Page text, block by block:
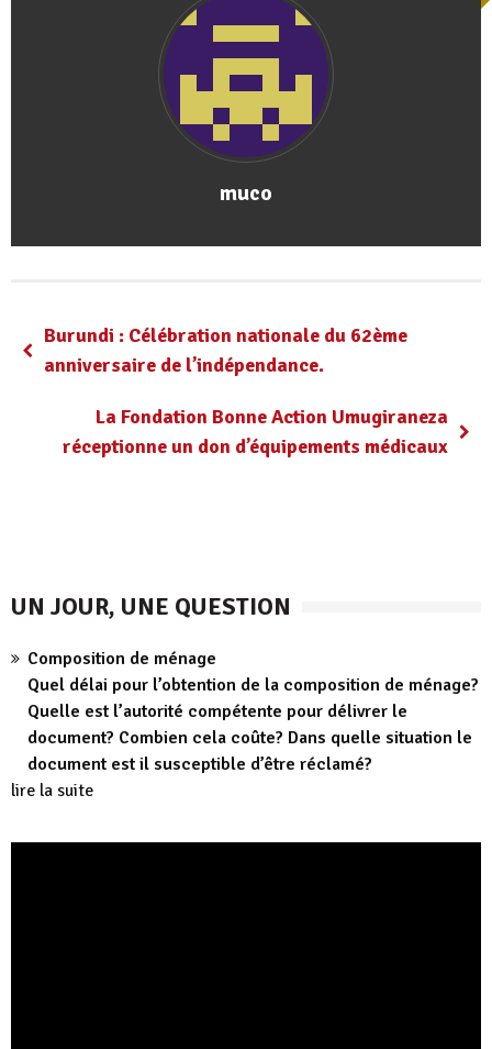
muco
Burundi : Célébration nationale du 62ème
anniversaire de l’indépendance.
La Fondation Bonne Action Umugiraneza
réceptionne un don d’équipements médicaux
UN JOUR, UNE QUESTION
Composition de ménage
Quel délai pour l’obtention de la composition de ménage?
Quelle est l’autorité compétente pour délivrer le
document? Combien cela coûte? Dans quelle situation le
document est il susceptible d’être réclamé?
lire la suite